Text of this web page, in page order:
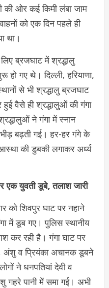
ओर कई किमी लंबा जाम
को एक दिन पहले ही
था।
ब्रजघाट में श्रद्धालु
हो गए थे। दिल्ली, हरियाणा,
से भी श्रद्धालु ब्रजघाट
वैसे ही श्रद्धालुओं की गंगा
ने गंगा में स्नान
बढ़ती गई। हर-हर गंगे के
की डुबकी लगाकर अ‌र्ध्य
एक युवती डूबे, तलाश जारी
को शिवपुर घाट पर नहाने
में डूब गए। पुलिस स्थानीय
कर रही है। गंगा घाट पर
अंशु व प्रियंका अचानक डूबने
ने धनपतियां देवी व
गहरे पानी में समा गई। अभी